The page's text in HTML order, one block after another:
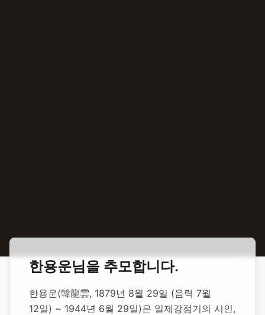
합동 추모 한용운 독립운동가
한용운 독립운동가
한용운님을 추모합니다.
한용운(韓龍雲, 1879년 8월 29일 (음력 7월
12일) ~ 1944년 6월 29일)은 일제강점기의 시인,